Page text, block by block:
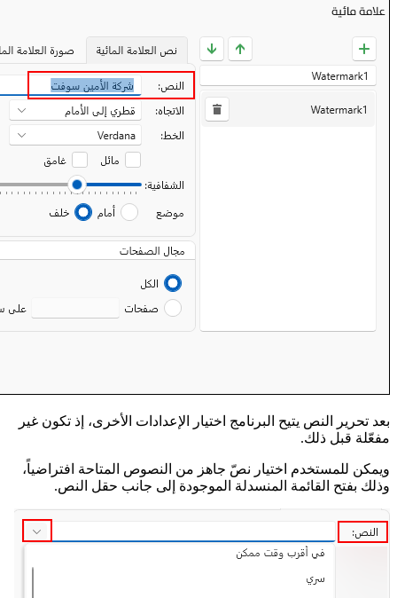
بعد تحرير النص يتيح البرنامج اختيار الإعدادات الأخرى، إذ تكون غير
مفعّلة قبل ذلك.
ويمكن للمستخدم اختيار نصّ جاهز من النصوص المتاحة افتراضياً،
وذلك بفتح القائمة المنسدلة الموجودة إلى جانب حقل النص.